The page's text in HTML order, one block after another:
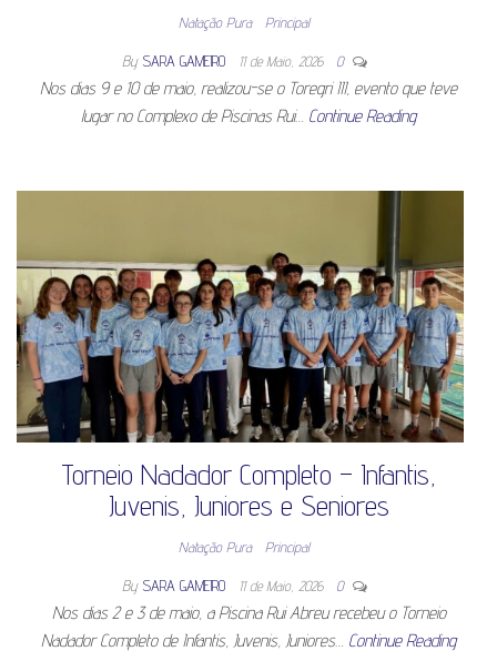
Natação Pura Principal
By SARA GAMEIRO 11 de Maio, 2026 0
Nos dias 9 e 10 de maio, realizou-se o Toregri III, evento que teve
lugar no Complexo de Piscinas Rui… Continue Reading
Torneio Nadador Completo – Infantis,
Juvenis, Juniores e Seniores
Natação Pura Principal
By SARA GAMEIRO 11 de Maio, 2026 0
Nos dias 2 e 3 de maio, a Piscina Rui Abreu recebeu o Torneio
Nadador Completo de Infantis, Juvenis, Juniores… Continue Reading